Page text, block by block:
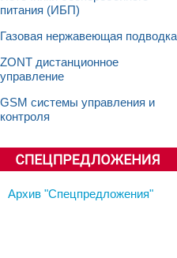
питания (ИБП)
Газовая нержавеющая подводка
ZONT дистанционное
управление
GSM системы управления и
контроля
Архив "Спецпредложения"